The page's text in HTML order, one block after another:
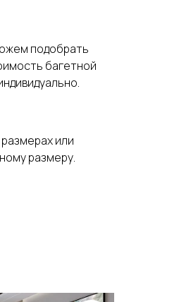
подобрать
багетной
или
размеру.